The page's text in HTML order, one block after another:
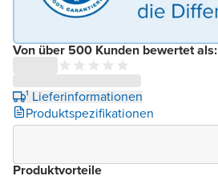
Von über 500 Kunden bewertet als:
¹ Lieferinformationen
Produktspezifikationen
Produktvorteile